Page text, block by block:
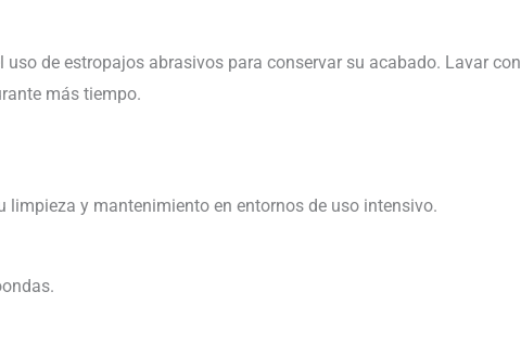
de estropajos abrasivos para conservar su acabado. Lavar con
más tiempo.
y mantenimiento en entornos de uso intensivo.